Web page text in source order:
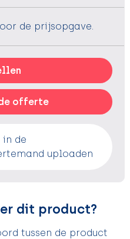
de prijsopgave.
offerte
de
uploaden
dit product?
tussen de product